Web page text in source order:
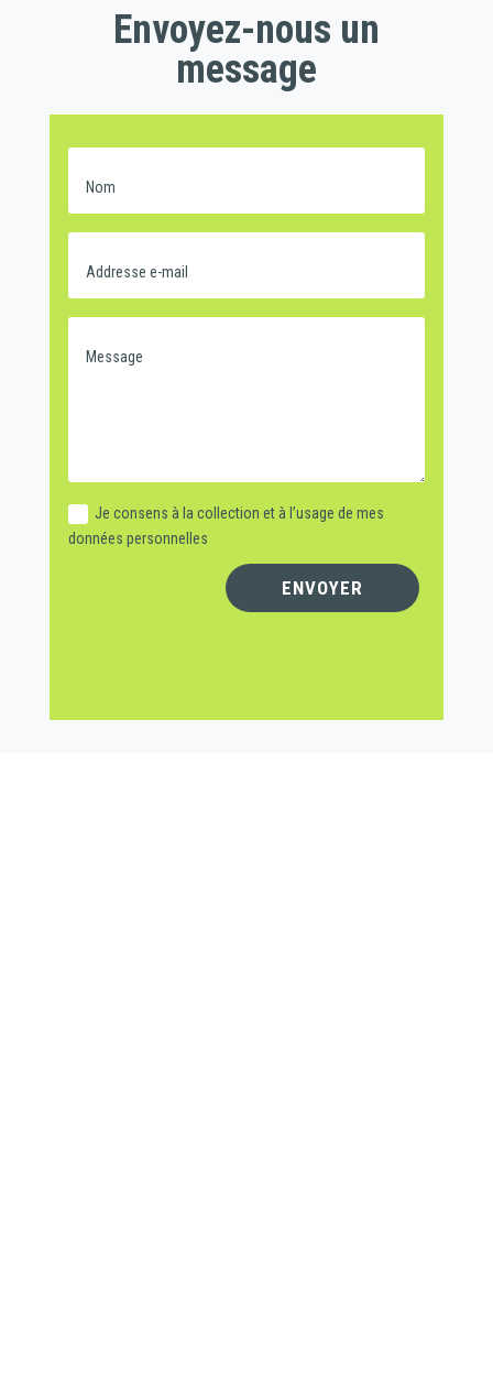
Envoyez-nous un
message
Je consens à la collection et à l’usage de mes
données personnelles
ENVOYER